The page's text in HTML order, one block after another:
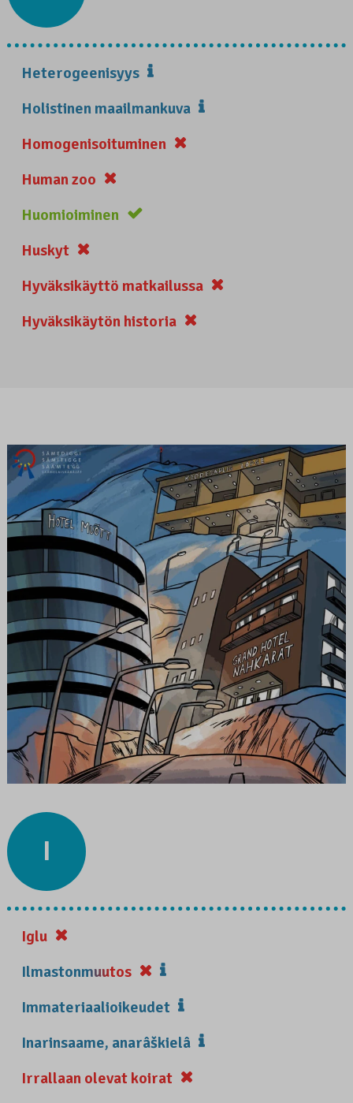
Heterogeenisyys
Holistinen maailmankuva
Homogenisoituminen
Human zoo
Huomioiminen
Huskyt
Hyväksikäyttö matkailussa
Hyväksikäytön historia
I
Iglu
Ilmastonmuutos
Immateriaalioikeudet
Inarinsaame, anarâškielâ
Irrallaan olevat koirat